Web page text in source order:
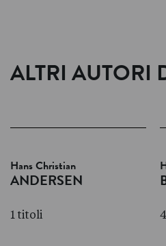
ALTRI AUTORI
Hans Christian
ANDERSEN
1 titoli